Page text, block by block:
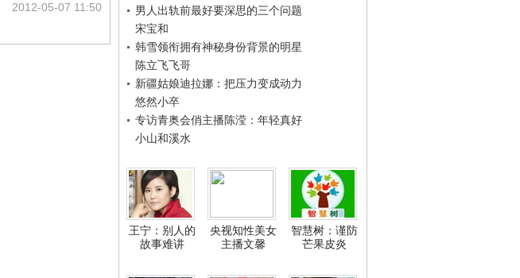
男人出轨前最好要深思的三个问题
宋宝和
韩雪领衔拥有神秘身份背景的明星
陈立飞飞哥
新疆姑娘迪拉娜：把压力变成动力
悠然小卒
专访青奥会俏主播陈滢：年轻真好
小山和溪水
王宁：别人的
故事难讲
央视知性美女
主播文馨
智慧树：谨防
芒果皮炎
2012-05-07 11:50